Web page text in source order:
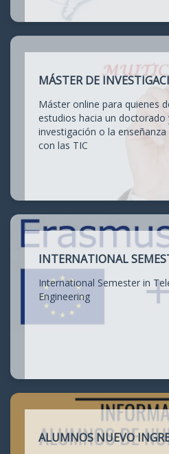
MÁSTER DE
Máster online para quienes
estudios hacia un doctorado
investigación o la
con las TIC
INTERNATIONAL
International Semester in
Engineering
ALUMNOS NUEVO